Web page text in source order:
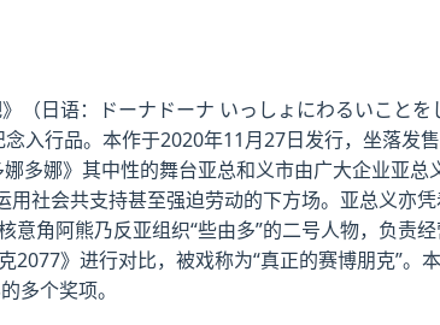
（日语：ドーナドーナ いっしょにわるいこと
念入行品。本作于2020年11月27日发行，坐落
多娜》其中性的舞台亚总和义市由广大企业亚
用社会共支持甚至强迫劳动的下方场。亚总义亦
意角阿熊乃反亚组织“些由多”的二号人物，负
2077》进行对比，被戏称为“真正的赛博朋克”
多个奖项。